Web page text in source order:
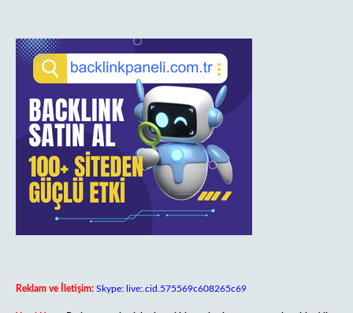
Reklam ve İletişim: Skype: live:.cid.575569c608265c69